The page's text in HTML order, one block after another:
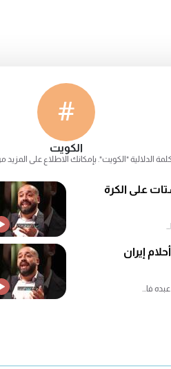
#
الكويت
الدلالية "الكويت". بإمكانك الاطلاع على
على الكرة
إيران
فا...